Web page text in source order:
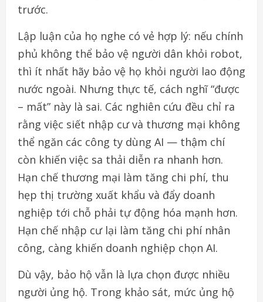
trước.
Lập luận của họ nghe có vẻ hợp lý: nếu chính
phủ không thể bảo vệ người dân khỏi robot,
thì ít nhất hãy bảo vệ họ khỏi người lao động
nước ngoài. Nhưng thực tế, cách nghĩ “được
– mất” này là sai. Các nghiên cứu đều chỉ ra
rằng việc siết nhập cư và thương mại không
thể ngăn các công ty dùng AI — thậm chí
còn khiến việc sa thải diễn ra nhanh hơn.
Hạn chế thương mại làm tăng chi phí, thu
hẹp thị trường xuất khẩu và đẩy doanh
nghiệp tới chỗ phải tự động hóa mạnh hơn.
Hạn chế nhập cư lại làm tăng chi phí nhân
công, càng khiến doanh nghiệp chọn AI.
Dù vậy, bảo hộ vẫn là lựa chọn được nhiều
người ủng hộ. Trong khảo sát, mức ủng hộ